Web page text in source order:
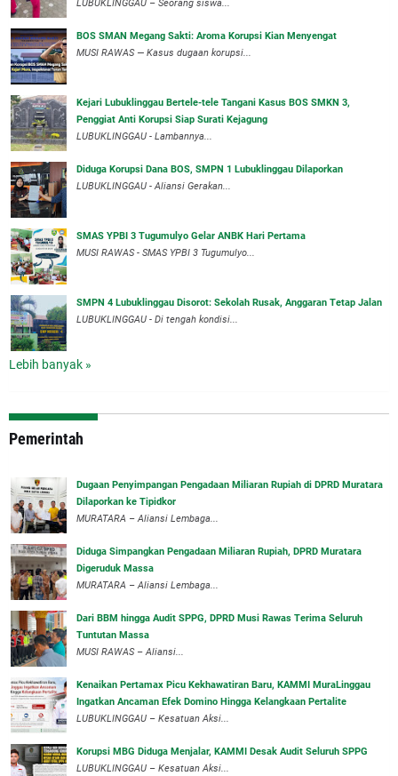
LUBUKLINGGAU – Seorang siswa...
BOS SMAN Megang Sakti: Aroma Korupsi Kian Menyengat
MUSI RAWAS — Kasus dugaan korupsi...
Kejari Lubuklinggau Bertele-tele Tangani Kasus BOS SMKN 3,
Penggiat Anti Korupsi Siap Surati Kejagung
LUBUKLINGGAU - Lambannya...
Diduga Korupsi Dana BOS, SMPN 1 Lubuklinggau Dilaporkan
LUBUKLINGGAU - Aliansi Gerakan...
SMAS YPBI 3 Tugumulyo Gelar ANBK Hari Pertama
MUSI RAWAS - SMAS YPBI 3 Tugumulyo...
SMPN 4 Lubuklinggau Disorot: Sekolah Rusak, Anggaran Tetap Jalan
LUBUKLINGGAU - Di tengah kondisi...
Lebih banyak »
Pemerintah
‎Dugaan Penyimpangan Pengadaan Miliaran Rupiah di DPRD Muratara
Dilaporkan ke Tipidkor
‎MURATARA – Aliansi Lembaga...
Diduga Simpangkan Pengadaan Miliaran Rupiah, DPRD Muratara
Digeruduk Massa
‎MURATARA – Aliansi Lembaga...
Dari BBM hingga Audit SPPG, DPRD Musi Rawas Terima Seluruh
Tuntutan Massa
MUSI RAWAS – Aliansi...
‎Kenaikan Pertamax Picu Kekhawatiran Baru, KAMMI MuraLinggau
Ingatkan Ancaman Efek Domino Hingga Kelangkaan Pertalite
‎LUBUKLINGGAU – Kesatuan Aksi...
Korupsi MBG Diduga Menjalar, KAMMI Desak Audit Seluruh SPPG
‎LUBUKLINGGAU – Kesatuan Aksi...